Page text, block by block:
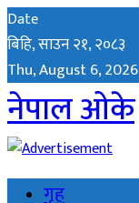
Date
बिहि, साउन २१, २०८३
Thu, August 6, 2026
नेपाल ओके
गृह